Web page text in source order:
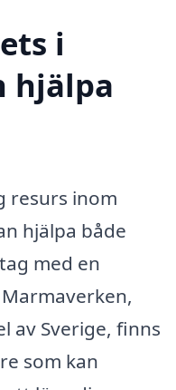
i
hjälpa
resurs inom
hjälpa både
med en
av Sverige, finns
som kan